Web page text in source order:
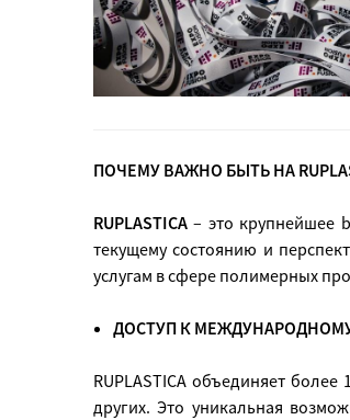
ПОЧЕМУ ВАЖНО БЫТЬ НА
RUPLASTICA – это крупнейшее
текущему состоянию и
услугам в сфере полимерных
ДОСТУП К
RUPLASTICA объединяет
других. Это уникальная